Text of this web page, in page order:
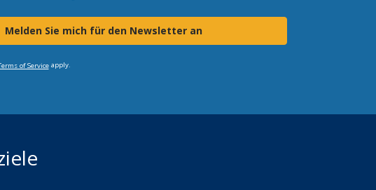
Melden Sie mich für den Newsletter an
of Serviceapply.